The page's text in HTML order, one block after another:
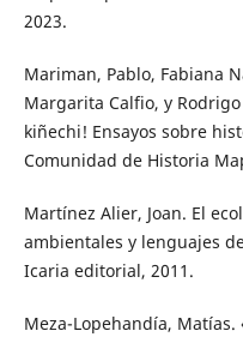
2023.
Mariman, Pablo, Fabiana
Margarita Calfio, y
kiñechi! Ensayos sobre
Comunidad de Historia
Martínez Alier, Joan. El
ambientales y lenguajes
Icaria editorial, 2011.
Meza-Lopehandía,